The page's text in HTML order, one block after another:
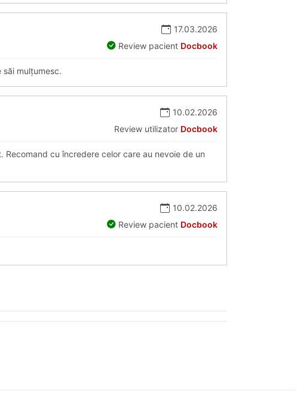
17.03.2026
Review pacient Docbook
mulțumesc.
10.02.2026
Review utilizator Docbook
cu încredere celor care au nevoie de un
10.02.2026
Review pacient Docbook